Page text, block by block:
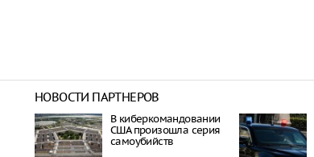
НОВОСТИ ПАРТНЕРОВ
В киберкомандовании
США произошла серия
самоубийств